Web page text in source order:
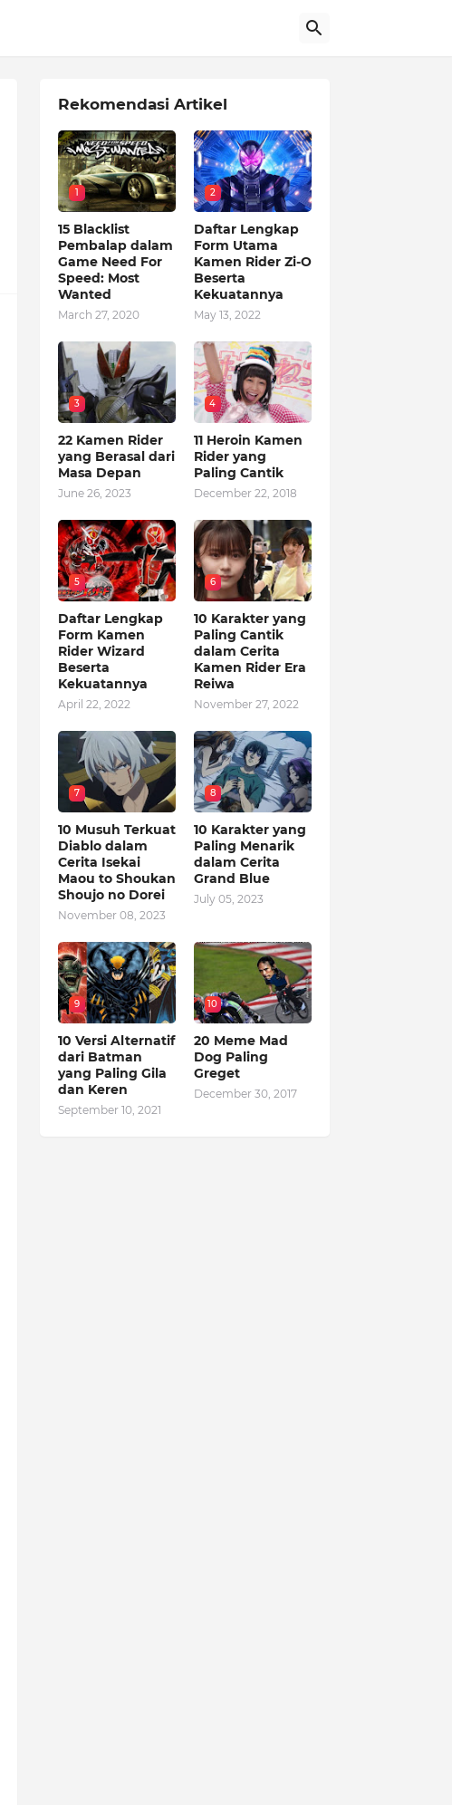
Rekomendasi Artikel
1
15 Blacklist
Pembalap dalam
Game Need For
Speed: Most
Wanted
March 27, 2020
2
Daftar Lengkap
Form Utama
Kamen Rider Zi-O
Beserta
Kekuatannya
May 13, 2022
3
22 Kamen Rider
yang Berasal dari
Masa Depan
June 26, 2023
4
11 Heroin Kamen
Rider yang
Paling Cantik
December 22, 2018
5
Daftar Lengkap
Form Kamen
Rider Wizard
Beserta
Kekuatannya
April 22, 2022
6
10 Karakter yang
Paling Cantik
dalam Cerita
Kamen Rider Era
Reiwa
November 27, 2022
7
10 Musuh Terkuat
Diablo dalam
Cerita Isekai
Maou to Shoukan
Shoujo no Dorei
November 08, 2023
8
10 Karakter yang
Paling Menarik
dalam Cerita
Grand Blue
July 05, 2023
9
10 Versi Alternatif
dari Batman
yang Paling Gila
dan Keren
September 10, 2021
10
20 Meme Mad
Dog Paling
Greget
December 30, 2017